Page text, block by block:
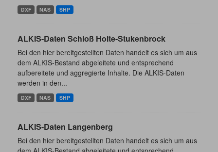
DXF NAS SHP
ALKIS-Daten Schloß Holte-Stukenbrock
Bei den hier bereitgestellten Daten handelt es sich um aus
dem ALKIS-Bestand abgeleitete und entsprechend
aufbereitete und aggregierte Inhalte. Die ALKIS-Daten
werden in den...
DXF NAS SHP
ALKIS-Daten Langenberg
Bei den hier bereitgestellten Daten handelt es sich um aus